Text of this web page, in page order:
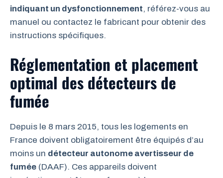
indiquant un dysfonctionnement, référez-vous au
manuel ou contactez le fabricant pour obtenir des
instructions spécifiques.
Réglementation et placement
optimal des détecteurs de
fumée
Depuis le 8 mars 2015, tous les logements en
France doivent obligatoirement être équipés d’au
moins un détecteur autonome avertisseur de
fumée (DAAF). Ces appareils doivent